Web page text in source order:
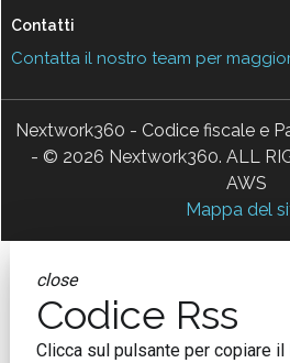
Contatti
Contatta il nostro team per
Nextwork360 - Codice fiscale e
- © 2026 Nextwork360. ALL
AWS
Mappa del
close
Codice Rss
Clicca sul pulsante per copiare il